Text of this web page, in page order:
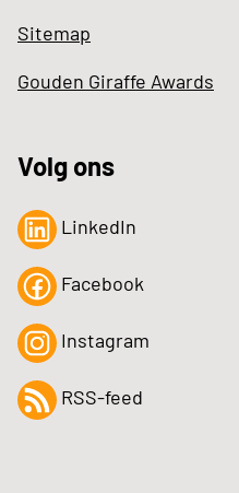
Sitemap
Gouden Giraffe Awards
Volg ons
LinkedIn
Facebook
Instagram
RSS-feed